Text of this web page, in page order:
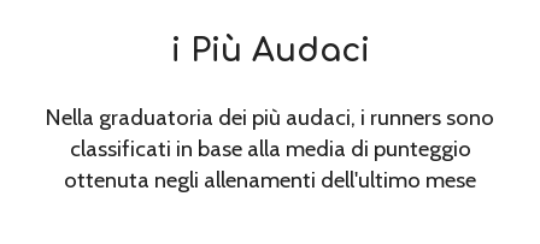
i Più Audaci
Nella graduatoria dei più audaci, i runners sono
classificati in base alla media di punteggio
ottenuta negli allenamenti dell'ultimo mese